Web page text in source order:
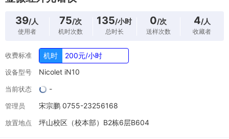
39/人
使用者
75/次
机时次数
135/小时
总时长
0/次
送样次数
4/人
收藏者
收费标准 机时 200元/小时
设备型号 Nicolet iN10
当前状态 -
管理员 宋宗鹏 0755-23256168
放置地点 坪山校区（校本部）B2栋6层B604